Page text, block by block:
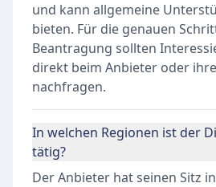
und kann allgemeine
bieten. Für die genauen
Beantragung sollten
direkt beim Anbieter oder
nachfragen.
In welchen Regionen ist der
tätig?
Der Anbieter hat seinen Sitz